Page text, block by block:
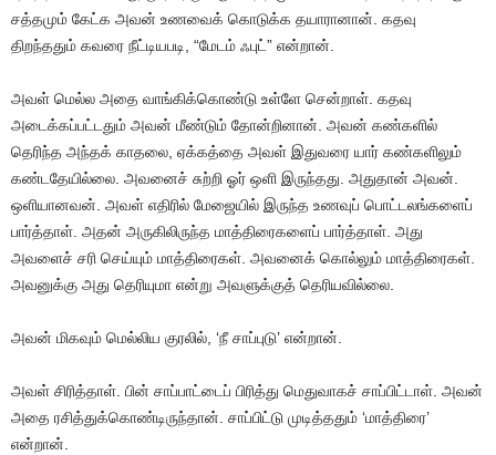
சத்தமும் கேட்க அவன் உணவைக் கொடுக்க தயாரானான். கதவு
திறந்ததும் கவரை நீட்டியபடி, “மேடம் ஃபுட்” என்றான்.
அவள் மெல்ல அதை வாங்கிக்கொண்டு உள்ளே சென்றாள். கதவு
அடைக்கப்பட்டதும் அவன் மீண்டும் தோன்றினான். அவன் கண்களில்
தெரிந்த அந்தக் காதலை, ஏக்கத்தை அவள் இதுவரை யார் கண்களிலும்
கண்டதேயில்லை. அவனைச் சுற்றி ஓர் ஒளி இருந்தது. அதுதான் அவன்.
ஒளியானவன். அவள் எதிரில் மேஜையில் இருந்த உணவுப் பொட்டலங்களைப்
பார்த்தாள். அதன் அருகிலிருந்த மாத்திரைகளைப் பார்த்தாள். அது
அவளைச் சரி செய்யும் மாத்திரைகள். அவனைக் கொல்லும் மாத்திரைகள்.
அவனுக்கு அது தெரியுமா என்று அவளுக்குத் தெரியவில்லை.
அவன் மிகவும் மெல்லிய குரலில், ‘நீ சாப்புடு’ என்றான்.
அவள் சிரித்தாள். பின் சாப்பாட்டைப் பிரித்து மெதுவாகச் சாப்பிட்டாள். அவன்
அதை ரசித்துக்கொண்டிருந்தான். சாப்பிட்டு முடித்ததும் ‘மாத்திரை’
என்றான்.